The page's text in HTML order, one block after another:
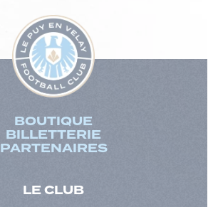
BOUTIQUE
BILLETTERIE
PARTENAIRES
LE CLUB